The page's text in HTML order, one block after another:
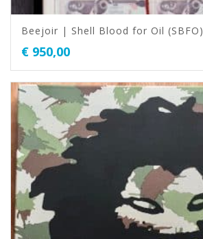
Beejoir | Shell Blood for Oil (SBFO)
€ 950,00